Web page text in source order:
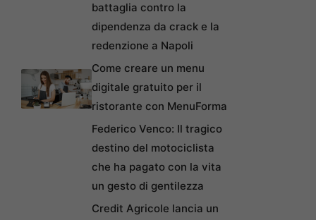
battaglia contro la
dipendenza da crack e la
redenzione a Napoli
Come creare un menu
digitale gratuito per il
ristorante con MenuForma
Federico Venco: Il tragico
destino del motociclista
che ha pagato con la vita
un gesto di gentilezza
Credit Agricole lancia un